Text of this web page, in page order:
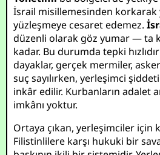
İsrail misillemesinden korkarak
yüzleşmeye cesaret edemez.
düzenli olarak göz yumar — ta
kadar. Bu durumda tepki
dayaklar, gerçek mermiler,
suç sayılırken, yerleşimci şiddeti
inkâr edilir. Kurbanların adalet
imkânı yoktur.
Ortaya çıkan, yerleşimciler için
Filistinlilere karşı hukuki bir